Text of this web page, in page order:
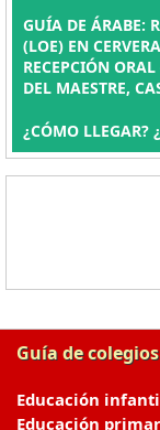
GUÍA DE ÁRABE:
(LOE) EN
RECEPCIÓN
DEL MAESTRE,
¿CÓMO LLEGAR?
Guía de
Educación
Educación